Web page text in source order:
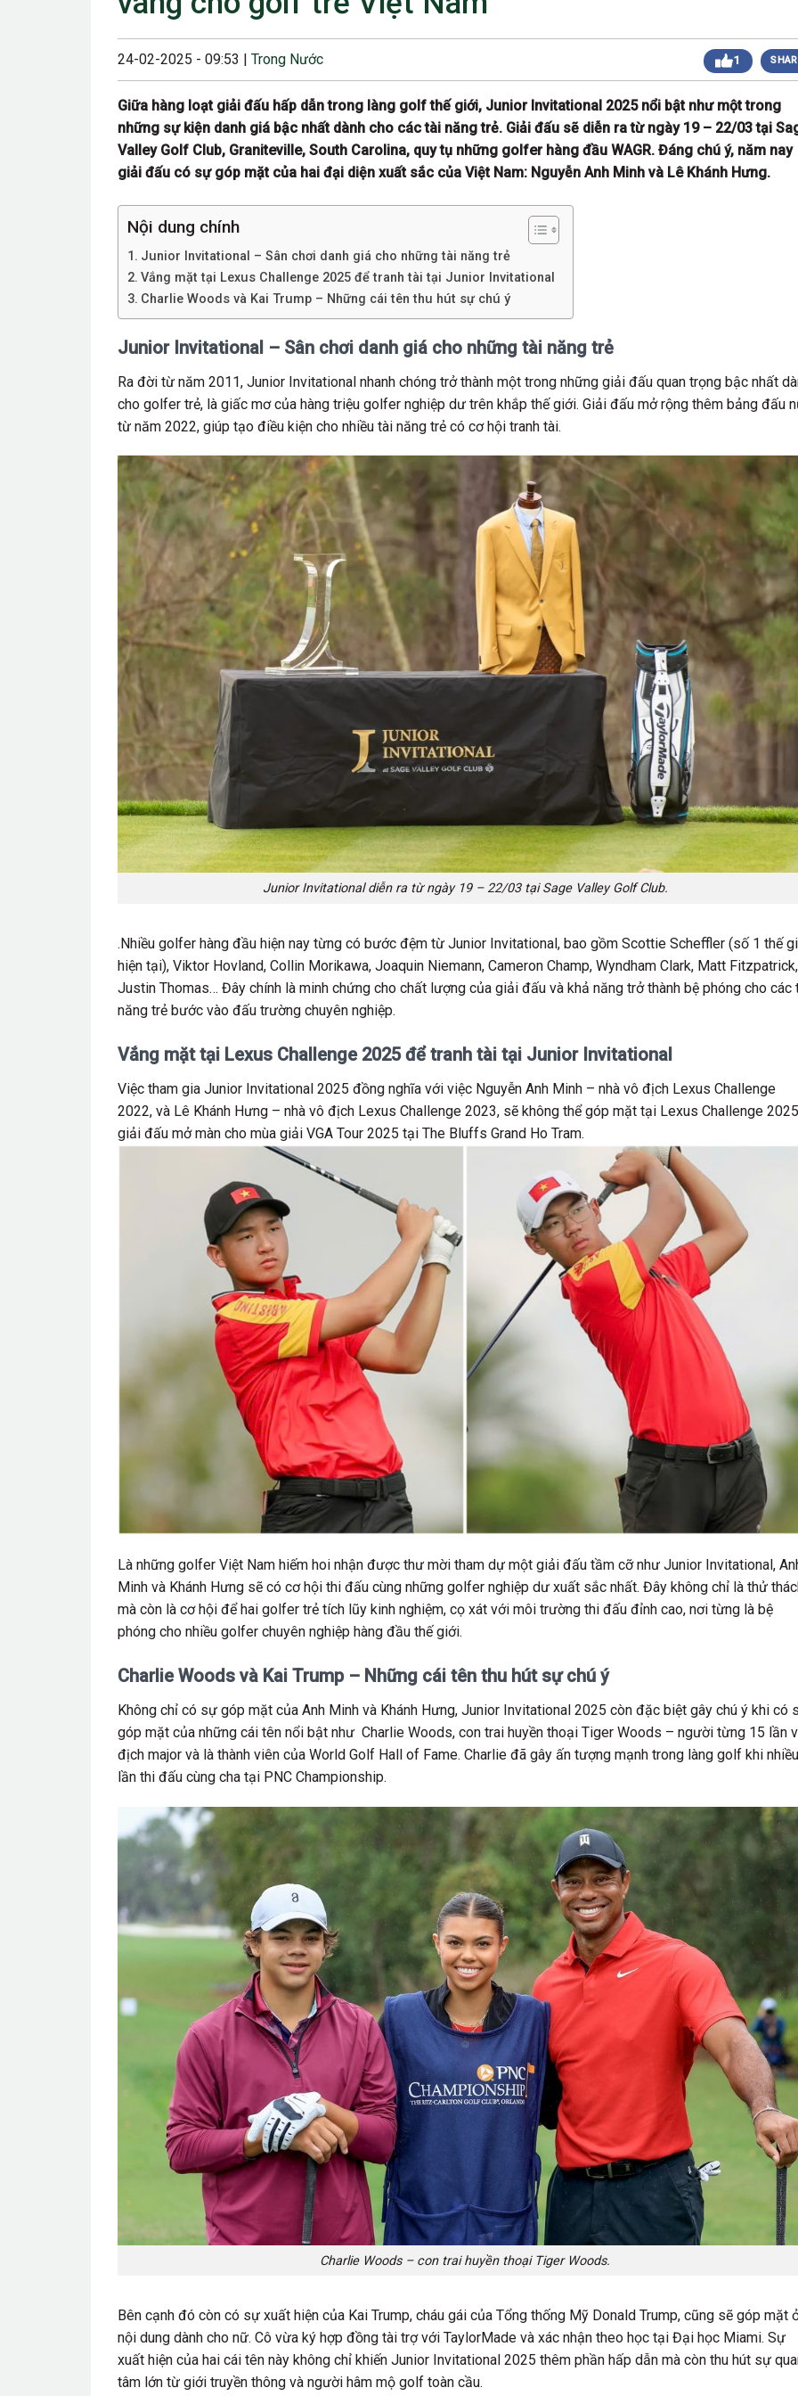
23/08/2024 12:00 sáng
28/06/2024 12:00 chiều
Giải Golf Gia Đình lần 1 (Family Golf Tournament
Giải Golf Doanh nghiệp và Thương hiệu Việt Nam
lần thứ 22 (Business Vietnam Cup 22)
25/04/2024 6:00 sáng
Giải Golf Vô địch các CLB toàn quốc Lần 1
(Vietnam Golf Club Championship 2024)
07/03/2024 12:00 chiều
Giải Cặp Đôi Hoàn Hảo Lần 3 (Perfect Golf Couple
Giải Golf Cặp đôi hoàn hảo Lần 2 (Perfect Golf
Giải Golf Business & Brand VN Championship 20
24-02-2025 - 09:53 | Trong Nước 1
Giữa hàng loạt giải đấu hấp dẫn trong làng golf thế giới, Junior Invitational 2025 nổi bật như một trong
những sự kiện danh giá bậc nhất dành cho các tài năng trẻ. Giải đấu sẽ diễn ra từ ngày 19 – 22/03 tại
Valley Golf Club, Graniteville, South Carolina, quy tụ những golfer hàng đầu WAGR. Đáng chú ý, năm nay
giải đấu có sự góp mặt của hai đại diện xuất sắc của Việt Nam: Nguyễn Anh Minh và Lê Khánh Hưng.
Nội dung chính
Junior Invitational – Sân chơi danh giá cho những tài năng trẻ
Vắng mặt tại Lexus Challenge 2025 để tranh tài tại Junior Invitational
Charlie Woods và Kai Trump – Những cái tên thu hút sự chú ý
Junior Invitational – Sân chơi danh giá cho những tài năng trẻ
Ra đời từ năm 2011, Junior Invitational nhanh chóng trở thành một trong những giải đấu quan trọng bậc nhất
cho golfer trẻ, là giấc mơ của hàng triệu golfer nghiệp dư trên khắp thế giới. Giải đấu mở rộng thêm bảng đấu
từ năm 2022, giúp tạo điều kiện cho nhiều tài năng trẻ có cơ hội tranh tài.
Junior Invitational diễn ra từ ngày 19 – 22/03 tại Sage Valley Golf Club.
.Nhiều golfer hàng đầu hiện nay từng có bước đệm từ Junior Invitational, bao gồm Scottie Scheffler (số 1 thế
hiện tại), Viktor Hovland, Collin Morikawa, Joaquin Niemann, Cameron Champ, Wyndham Clark, Matt Fitzpatrick,
Justin Thomas… Đây chính là minh chứng cho chất lượng của giải đấu và khả năng trở thành bệ phóng cho các
năng trẻ bước vào đấu trường chuyên nghiệp.
Vắng mặt tại Lexus Challenge 2025 để tranh tài tại Junior Invitational
Việc tham gia Junior Invitational 2025 đồng nghĩa với việc Nguyễn Anh Minh – nhà vô địch Lexus Challenge
2022, và Lê Khánh Hưng – nhà vô địch Lexus Challenge 2023, sẽ không thể góp mặt tại Lexus Challenge
giải đấu mở màn cho mùa giải VGA Tour 2025 tại The Bluffs Grand Ho Tram.
Là những golfer Việt Nam hiếm hoi nhận được thư mời tham dự một giải đấu tầm cỡ như Junior Invitational,
Minh và Khánh Hưng sẽ có cơ hội thi đấu cùng những golfer nghiệp dư xuất sắc nhất. Đây không chỉ là thử
mà còn là cơ hội để hai golfer trẻ tích lũy kinh nghiệm, cọ xát với môi trường thi đấu đỉnh cao, nơi từng là bệ
phóng cho nhiều golfer chuyên nghiệp hàng đầu thế giới.
Charlie Woods và Kai Trump – Những cái tên thu hút sự chú ý
Không chỉ có sự góp mặt của Anh Minh và Khánh Hưng, Junior Invitational 2025 còn đặc biệt gây chú ý khi có
góp mặt của những cái tên nổi bật như Charlie Woods, con trai huyền thoại Tiger Woods – người từng 15 lần
địch major và là thành viên của World Golf Hall of Fame. Charlie đã gây ấn tượng mạnh trong làng golf khi nhiều
lần thi đấu cùng cha tại PNC Championship.
Charlie Woods – con trai huyền thoại Tiger Woods.
Bên cạnh đó còn có sự xuất hiện của Kai Trump, cháu gái của Tổng thống Mỹ Donald Trump, cũng sẽ góp mặt
nội dung dành cho nữ. Cô vừa ký hợp đồng tài trợ với TaylorMade và xác nhận theo học tại Đại học Miami. Sự
xuất hiện của hai cái tên này không chỉ khiến Junior Invitational 2025 thêm phần hấp dẫn mà còn thu hút sự
tâm lớn từ giới truyền thông và người hâm mộ golf toàn cầu.